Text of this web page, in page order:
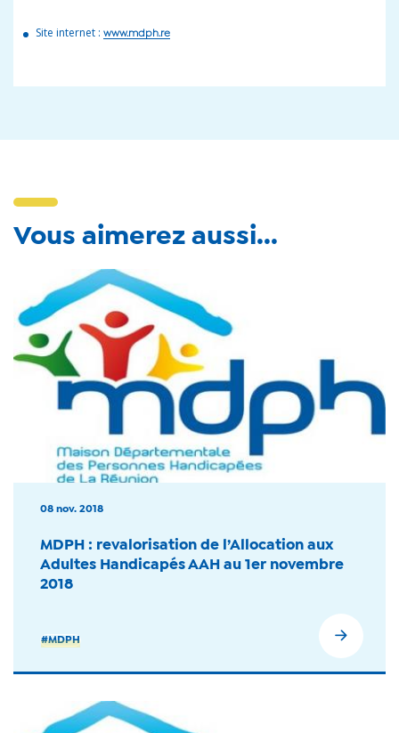
Site internet : www.mdph.re
Vous aimerez aussi...
08 nov. 2018
MDPH : revalorisation de l’Allocation aux
Adultes Handicapés AAH au 1er novembre
2018
#MDPH